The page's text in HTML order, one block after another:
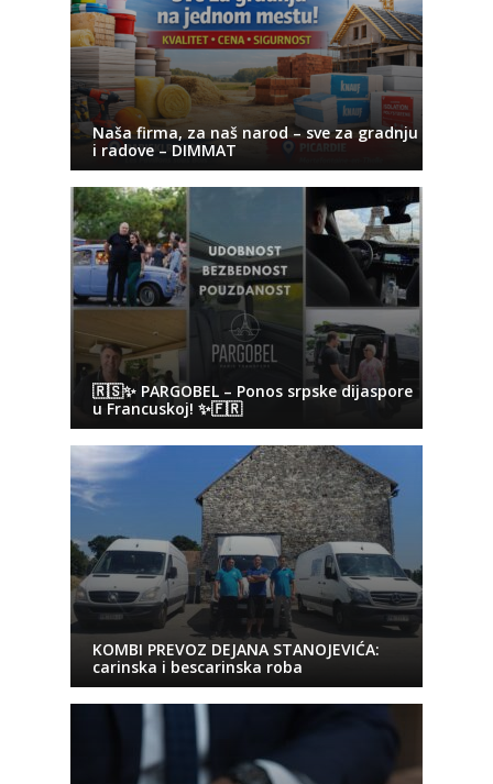
Naša firma, za naš narod – sve za gradnju
i radove – DIMMAT
🇷🇸✨ PARGOBEL – Ponos srpske dijaspore
u Francuskoj! ✨🇫🇷
KOMBI PREVOZ DEJANA STANOJEVIĆA:
carinska i bescarinska roba